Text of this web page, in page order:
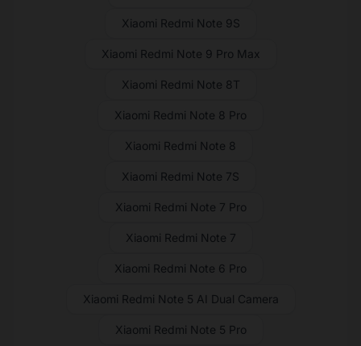
Xiaomi Redmi Note 9S
Xiaomi Redmi Note 9 Pro Max
Xiaomi Redmi Note 8T
Xiaomi Redmi Note 8 Pro
Xiaomi Redmi Note 8
Xiaomi Redmi Note 7S
Xiaomi Redmi Note 7 Pro
Xiaomi Redmi Note 7
Xiaomi Redmi Note 6 Pro
Xiaomi Redmi Note 5 AI Dual Camera
Xiaomi Redmi Note 5 Pro